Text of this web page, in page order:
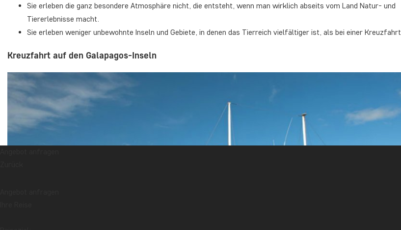
Sie erleben die ganz besondere Atmosphäre nicht, die entsteht, wenn man wirklich abseits vom Land Natur- und
Tiererlebnisse macht.
Sie erleben weniger unbewohnte Inseln und Gebiete, in denen das Tierreich vielfältiger ist, als bei einer Kreuzfahrt.
Kreuzfahrt auf den Galapagos-Inseln